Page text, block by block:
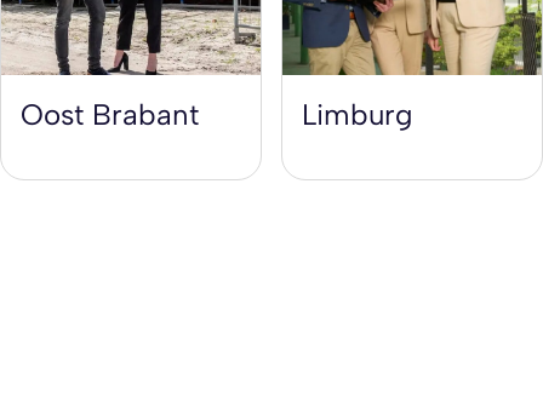
Oost Brabant Limburg